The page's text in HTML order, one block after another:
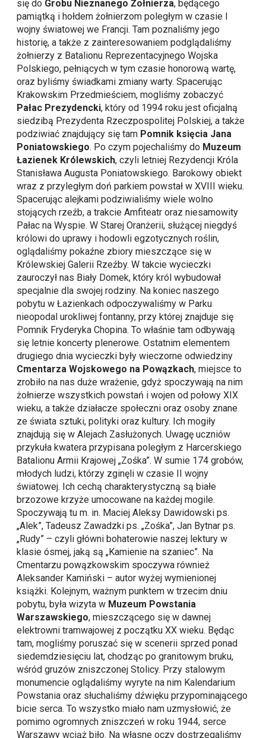
się do Grobu Nieznanego Żołnierza, będącego
pamiątką i hołdem żołnierzom poległym w czasie I
wojny światowej we Francji. Tam poznaliśmy jego
historię, a także z zainteresowaniem podglądaliśmy
żołnierzy z Batalionu Reprezentacyjnego Wojska
Polskiego, pełniących w tym czasie honorową wartę,
oraz byliśmy świadkami zmiany warty. Spacerując
Krakowskim Przedmieściem, mogliśmy zobaczyć
Pałac Prezydencki, który od 1994 roku jest oficjalną
siedzibą Prezydenta Rzeczpospolitej Polskiej, a także
podziwiać znajdujący się tam Pomnik księcia Jana
Poniatowskiego. Po czym pojechaliśmy do Muzeum
Łazienek Królewskich, czyli letniej Rezydencji Króla
Stanisława Augusta Poniatowskiego. Barokowy obiekt
wraz z przyległym doń parkiem powstał w XVIII wieku.
Spacerując alejkami podziwialiśmy wiele wolno
stojących rzeźb, a trakcie Amfiteatr oraz niesamowity
Pałac na Wyspie. W Starej Oranżerii, służącej niegdyś
królowi do uprawy i hodowli egzotycznych roślin,
oglądaliśmy pokaźne zbiory mieszczące się w
Królewskiej Galerii Rzeźby. W takcie wycieczki
zauroczył nas Biały Domek, który król wybudował
specjalnie dla swojej rodziny. Na koniec naszego
pobytu w Łazienkach odpoczywaliśmy w Parku
nieopodal urokliwej fontanny, przy której znajduje się
Pomnik Fryderyka Chopina. To właśnie tam odbywają
się letnie koncerty plenerowe. Ostatnim elementem
drugiego dnia wycieczki były wieczorne odwiedziny
Cmentarza Wojskowego na Powązkach, miejsce to
zrobiło na nas duże wrażenie, gdyż spoczywają na nim
żołnierze wszystkich powstań i wojen od połowy XIX
wieku, a także działacze społeczni oraz osoby znane
ze świata sztuki, polityki oraz kultury. Ich mogiły
znajdują się w Alejach Zasłużonych. Uwagę uczniów
przykuła kwatera przypisana poległym z Harcerskiego
Batalionu Armii Krajowej „Zośka”. W sumie 174 grobów,
młodych ludzi, którzy zginęli w czasie II wojny
światowej. Ich cechą charakterystyczną są białe
brzozowe krzyże umocowane na każdej mogile.
Spoczywają tu m. in. Maciej Aleksy Dawidowski ps.
„Alek”, Tadeusz Zawadzki ps. „Zośka”, Jan Bytnar ps.
„Rudy” – czyli główni bohaterowie naszej lektury w
klasie ósmej, jaką są „Kamienie na szaniec”. Na
Cmentarzu powązkowskim spoczywa również
Aleksander Kamiński – autor wyżej wymienionej
książki. Kolejnym, ważnym punktem w trzecim dniu
pobytu, była wizyta w Muzeum Powstania
Warszawskiego, mieszczącego się w dawnej
elektrowni tramwajowej z początku XX wieku. Będąc
tam, mogliśmy poruszać się w scenerii sprzed ponad
siedemdziesięciu lat, chodząc po granitowym bruku,
wśród gruzów zniszczonej Stolicy. Przy stalowym
monumencie oglądaliśmy wyryte na nim Kalendarium
Powstania oraz słuchaliśmy dźwięku przypominającego
bicie serca. To wszystko miało nam uzmysłowić, że
pomimo ogromnych zniszczeń w roku 1944, serce
Warszawy wciąż biło. Na własne oczy dostrzegaliśmy